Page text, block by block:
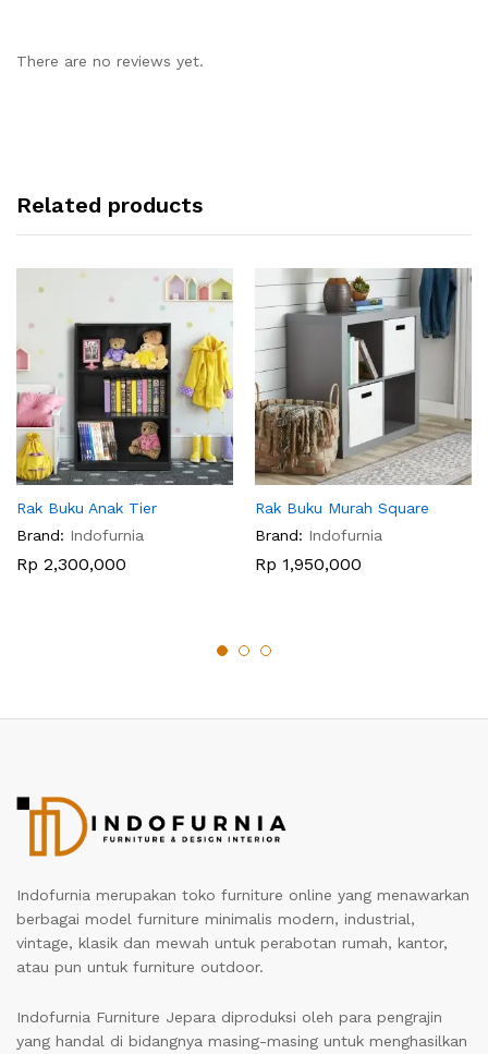
There are no reviews yet.
Related products
Rak Buku Anak Tier
Brand: Indofurnia
Rp 2,300,000
Rak Buku Murah Square
Brand: Indofurnia
Rp 1,950,000
Indofurnia merupakan toko furniture online yang menawarkan
berbagai model furniture minimalis modern, industrial,
vintage, klasik dan mewah untuk perabotan rumah, kantor,
atau pun untuk furniture outdoor.
Indofurnia Furniture Jepara diproduksi oleh para pengrajin
yang handal di bidangnya masing-masing untuk menghasilkan